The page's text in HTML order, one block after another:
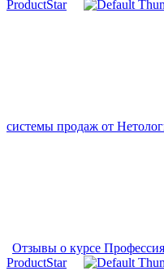
ProductStar
системы продаж от
Отзывы о курсе
ProductStar